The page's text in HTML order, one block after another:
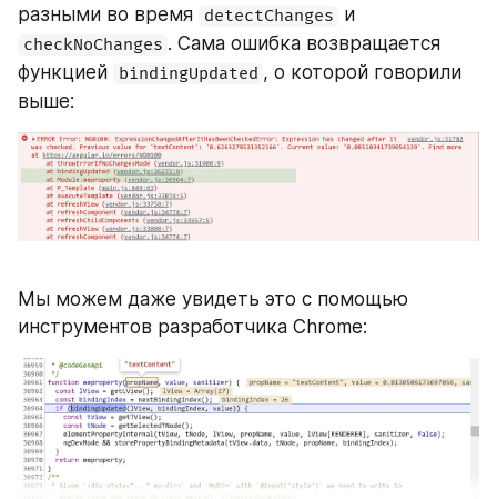
разными во время detectChanges
checkNoChanges . Сама ошибка возвращается
функцией bindingUpdated , о которой говорили
выше:
Мы можем даже увидеть это с помощью
инструментов разработчика Chrome: